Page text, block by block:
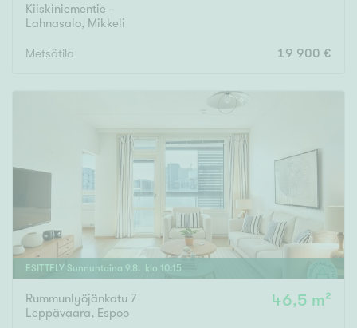
Kiiskiniementie -
Lahnasalo, Mikkeli
Metsätila 19 900 €
ESITTELY Sunnuntaina 9. 8 . klo 10:15
Rummunlyöjänkatu 7
Leppävaara, Espoo
46,5 m²